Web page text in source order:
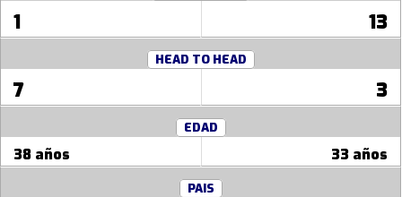
1 13
HEAD TO HEAD
7 3
EDAD
38 años 33 años
PAIS